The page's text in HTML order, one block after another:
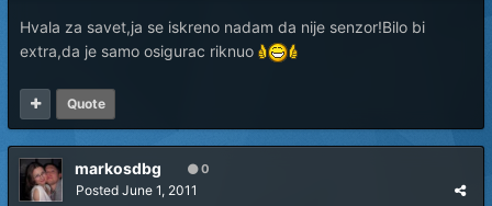
Hvala za savet,ja se iskreno nadam da nije senzor!Bilo bi
extra,da je samo osigurac riknuo
Quote
markosdbg 0
Posted June 1, 2011